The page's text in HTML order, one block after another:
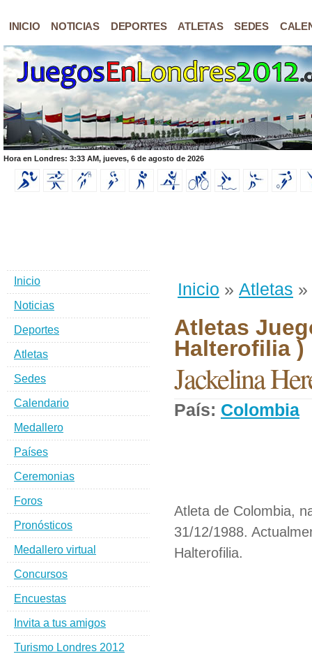
INICIO NOTICIAS DEPORTES ATLETAS SEDES
Hora en Londres: 3:33 AM, jueves, 6 de agosto de 2026
Inicio » Atletas
Atletas
Halterofilia )
Jackelina
País: Colombia
Atleta de Colombia,
31/12/1988.
Halterofilia.
Inicio
Noticias
Deportes
Atletas
Sedes
Calendario
Medallero
Países
Ceremonias
Foros
Pronósticos
Medallero virtual
Concursos
Encuestas
Invita a tus amigos
Turismo Londres 2012